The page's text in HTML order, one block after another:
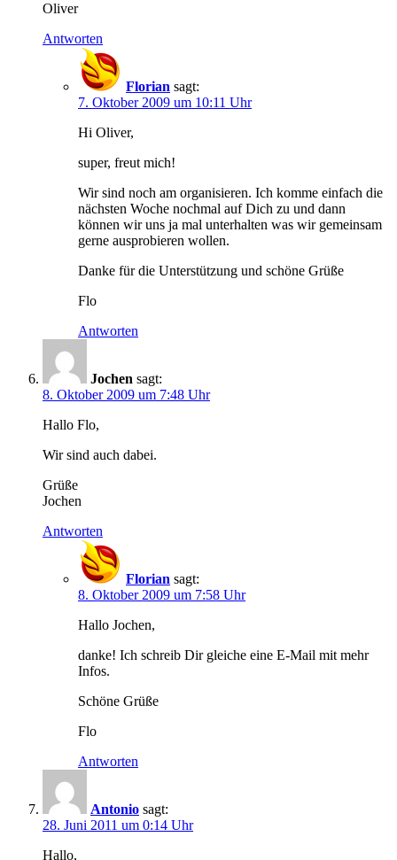
Oliver
Antworten
Florian sagt:
7. Oktober 2009 um 10:11 Uhr
Hi Oliver,
super, freut mich!
Wir sind noch am organisieren. Ich komme einfach die
nächsten Woche nochmal auf Dich zu und dann
können wir uns ja mal unterhalten was wir gemeinsam
gerne ausprobieren wollen.
Danke für die Unterstützung und schöne Grüße
Flo
Antworten
Jochen sagt:
8. Oktober 2009 um 7:48 Uhr
Hallo Flo,
Wir sind auch dabei.
Grüße
Jochen
Antworten
Florian sagt:
8. Oktober 2009 um 7:58 Uhr
Hallo Jochen,
danke! Ich schreib Dir gleiche eine E-Mail mit mehr
Infos.
Schöne Grüße
Flo
Antworten
Antonio sagt:
28. Juni 2011 um 0:14 Uhr
Hallo,